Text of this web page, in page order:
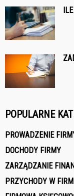
POPULARNE
PROWADZENIE
DOCHODY FIRMY
ZARZĄDZANIE
PRZYCHODY W